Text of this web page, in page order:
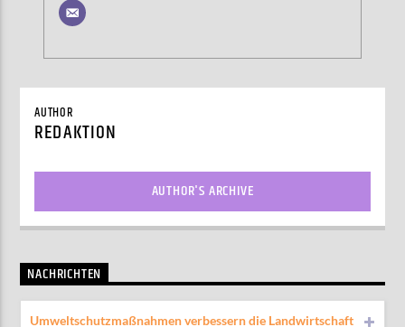
AUTHOR
REDAKTION
AUTHOR'S ARCHIVE
NACHRICHTEN
Umweltschutzmaßnahmen verbessern die Landwirtschaft